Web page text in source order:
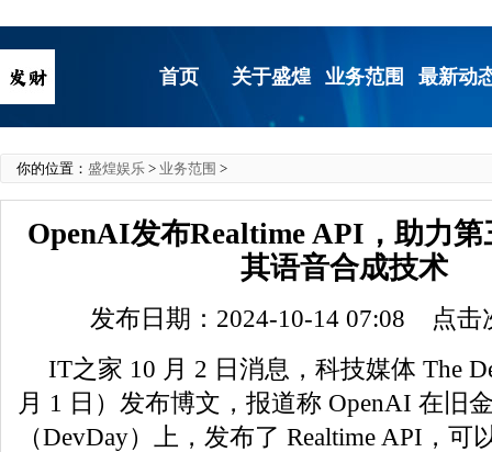
首页 关于盛煌 业务范围 最新动
你的位置： 盛煌娱乐 > 业务范围 >
OpenAI发布Realtime API，助力
其语音合成技术
发布日期：2024-10-14 07:08 点击
IT之家 10 月 2 日消息，科技媒体 The
月 1 日）发布博文，报道称 OpenAI 在旧
（DevDay）上，发布了 Realtime API，可